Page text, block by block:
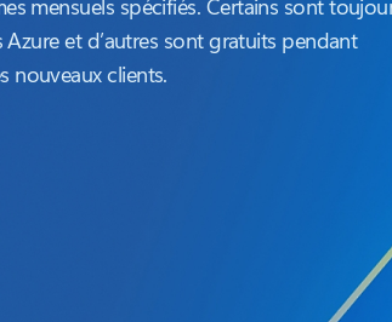
mensuels spécifiés. Certains sont
et d’autres sont gratuits pendant
nouveaux clients.